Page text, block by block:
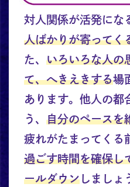
対人関係が活発にな
人ばかりが寄ってく
た、 いろいろな人の
て、へきえきする場
あります。他人の都
う、 自分のペースを
疲れがたまってくる
過ごす時間を確保し
ールダウンしましょ